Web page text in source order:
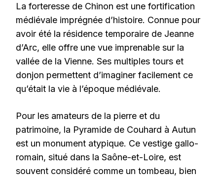
La forteresse de Chinon est une fortification
médiévale imprégnée d’histoire. Connue pour
avoir été la résidence temporaire de Jeanne
d’Arc, elle offre une vue imprenable sur la
vallée de la Vienne. Ses multiples tours et
donjon permettent d’imaginer facilement ce
qu’était la vie à l’époque médiévale.
Pour les amateurs de la pierre et du
patrimoine, la Pyramide de Couhard à Autun
est un monument atypique. Ce vestige gallo-
romain, situé dans la Saône-et-Loire, est
souvent considéré comme un tombeau, bien